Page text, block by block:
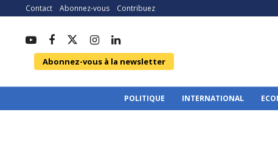
Contact Abonnez-vous Contribuez
Abonnez-vous à la newsletter
POLITIQUE INTERNATIONAL